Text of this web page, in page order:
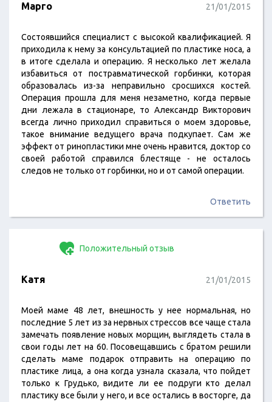
Марго 21/01/2015
Состоявшийся специалист с высокой квалификацией. Я
приходила к нему за консультацией по пластике носа, а
в итоге сделала и операцию. Я несколько лет желала
избавиться от постравматической горбинки, которая
образовалась из-за неправильно сросшихся костей.
Операция прошла для меня незаметно, когда первые
дни лежала в стационаре, то Александр Викторович
всегда лично приходил справиться о моем здоровье,
такое внимание ведущего врача подкупает. Сам же
эффект от ринопластики мне очень нравится, доктор со
своей работой справился блестяще - не осталось
следов не только от горбинки, но и от самой операции.
Ответить
Положительный отзыв
Катя 21/01/2015
Моей маме 48 лет, внешность у нее нормальная, но
последние 5 лет из за нервных стрессов все чаще стала
замечать появление новых морщин, выглядеть стала в
свои годы лет на 60. Посовещавшись с братом решили
сделать маме подарок отправить на операцию по
пластике лица, а она когда узнала сказала, что пойдет
только к Грудько, видите ли ее подруги кто делал
пластику все были у него, и все остались в восторге, да